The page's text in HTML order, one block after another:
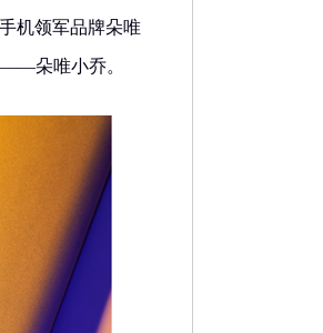
机领军品牌朵唯
——朵唯小乔。